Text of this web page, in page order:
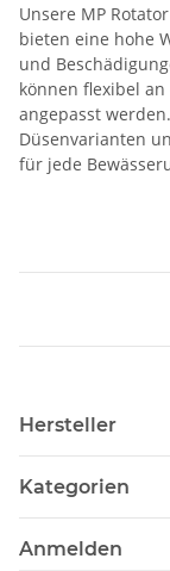
Unsere MP
bieten eine hohe
und
können flexibel
angepasst
Düsenvarianten
für jede
Hersteller
Kategorien
Anmelden